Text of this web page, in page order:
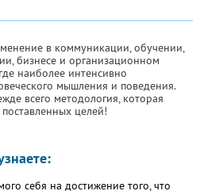
в коммуникации, обучении,
бизнесе и организационном
наиболее интенсивно
мышления и поведения.
всего методология, которая
целей!
себя на достижение того, что